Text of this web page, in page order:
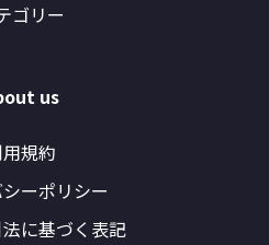
ゴリー
us
規約
ーポリシー
に基づく表記